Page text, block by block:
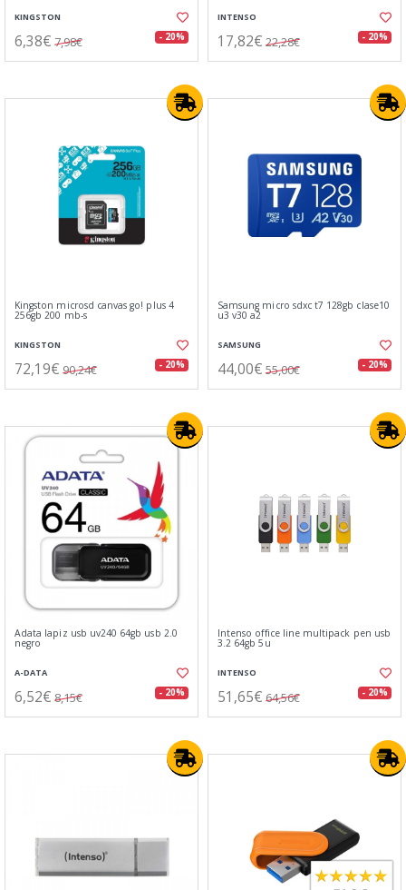
KINGSTON
6,38€ 7,98€ - 20%
INTENSO
17,82€ 22,28€ - 20%
Kingston microsd canvas go! plus 4
256gb 200 mb-s
KINGSTON
72,19€ 90,24€ - 20%
Samsung micro sdxc t7 128gb clase10
u3 v30 a2
SAMSUNG
44,00€ 55,00€ - 20%
Adata lapiz usb uv240 64gb usb 2.0
negro
A-DATA
6,52€ 8,15€ - 20%
Intenso office line multipack pen usb
3.2 64gb 5u
INTENSO
51,65€ 64,56€ - 20%